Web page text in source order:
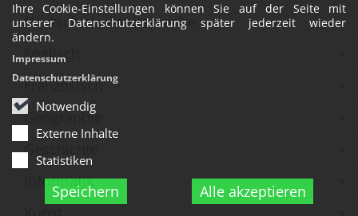
Ihre Cookie-Einstellungen können Sie auf der Seite mit
unserer Datenschutzerklärung später jederzeit wieder
ändern.
Notwendig
Externe Inhalte
Statistiken
Speichern Alle akzeptieren
Impressum
Datenschutzerklärung
Deutsch als Zweitsprache
Englisch
Französisch
Geographie
Geschichte
Informatik